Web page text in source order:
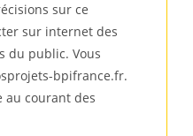
sur ce
sur internet des
du public. Vous
bpifrance.fr.
au courant des